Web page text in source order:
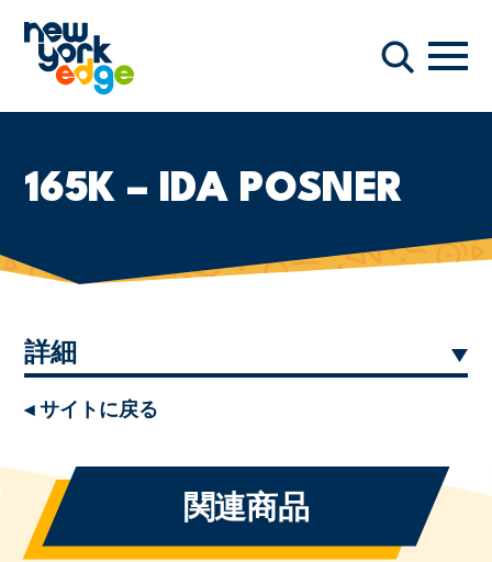
検索
ナ
165K – IDA POSNER
詳細
◂ サイトに戻る
関連商品